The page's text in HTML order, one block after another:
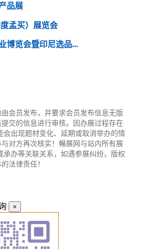
品展
孟买）展览会
博览会暨印尼选品...
会员发布，并要求会员发布信息无版
交的信息进行审核。因办展过程存在
会出现题材变化、延期或取消举办的情
对方再次核实！暢展网与站内所有展
承办等关联关系，如遇参展纠纷，版权
法律责任！
×